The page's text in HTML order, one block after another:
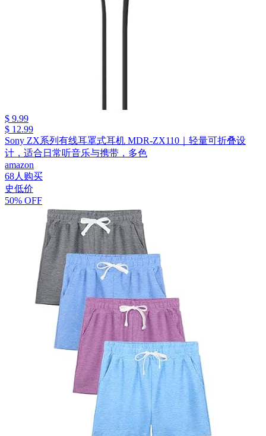
$ 9.99
$ 12.99
Sony ZX系列有线耳罩式耳机 MDR-ZX110｜轻量可折叠设
计，适合日常听音乐与携带，多色
amazon
68人购买
史低价
50% OFF